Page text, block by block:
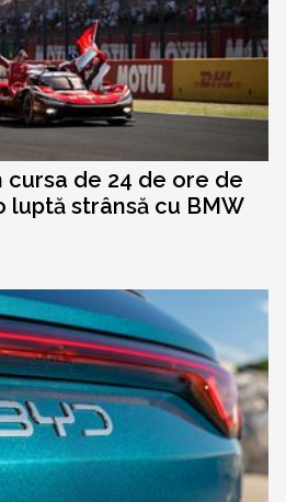
de 24 de ore de
luptă strânsă cu BMW